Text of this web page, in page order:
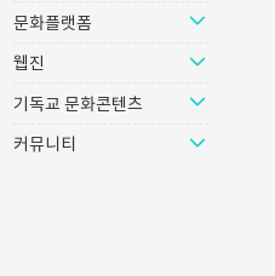
문화플랫폼
웹진
기독교 문화콘텐츠
커뮤니티